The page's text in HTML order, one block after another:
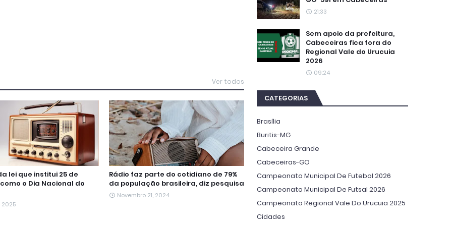
Ver todos
lei que institui 25 de
o Dia Nacional do
2025
Rádio faz parte do cotidiano de 79%
da população brasileira, diz pesquisa
Novembro 21, 2024
21:33
Sem apoio da prefeitura,
Cabeceiras fica fora do
Regional Vale do Urucuia
2026
09:24
CATEGORIAS
Brasília
Buritis-MG
Cabeceira Grande
Cabeceiras-GO
Campeonato Municipal De Futebol 2026
Campeonato Municipal De Futsal 2026
Campeonato Regional Vale Do Urucuia 2025
Cidades